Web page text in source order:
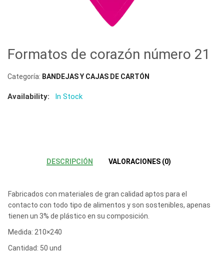
Formatos de corazón número 21
Categoría: BANDEJAS Y CAJAS DE CARTÓN
Availability: In Stock
DESCRIPCIÓN VALORACIONES (0)
Fabricados con materiales de gran calidad aptos para el
contacto con todo tipo de alimentos y son sostenibles, apenas
tienen un 3% de plástico en su composición.
Medida: 210×240
Cantidad: 50 und